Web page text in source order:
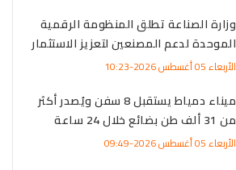
وزارة الصناعة تطلق المنظومة الرقمية
الموحدة لدعم المصنعين لتعزيز الاستثمار
الأربعاء 05 أغسطس 2026-10:23
ميناء دمياط يستقبل 8 سفن ويُصدر أكثر
من 31 ألف طن بضائع خلال 24 ساعة
الأربعاء 05 أغسطس 2026-09:49